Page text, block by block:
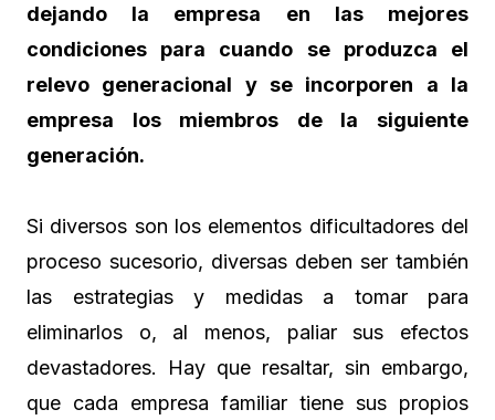
dejando la empresa en las mejores
condiciones para cuando se produzca el
relevo generacional y se incorporen a la
empresa los miembros de la siguiente
generación.
Si diversos son los elementos dificultadores del
proceso sucesorio, diversas deben ser también
las estrategias y medidas a tomar para
eliminarlos o, al menos, paliar sus efectos
devastadores. Hay que resaltar, sin embargo,
que cada empresa familiar tiene sus propios